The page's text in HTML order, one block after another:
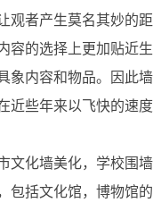
观者产生莫名其妙的距
容的选择上更加贴近生
象内容和物品。因此墙
近些年来以飞快的速度
文化墙美化，学校围墙
包括文化馆，博物馆的